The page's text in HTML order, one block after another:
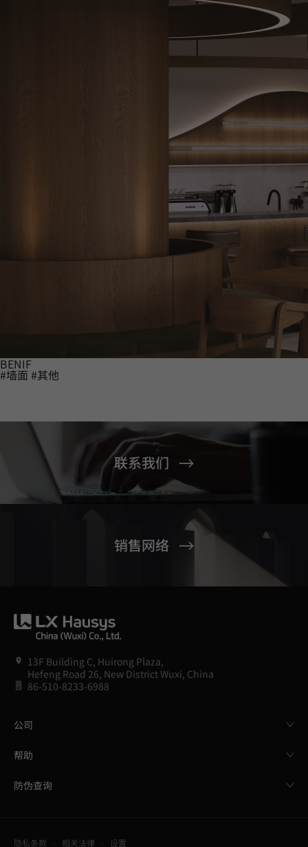
BENIF
#墙面 #其他
联系我们
销售网络
13F Building C, Huirong Plaza,
Hefeng Road 26, New District Wuxi, China
86-510-8233-6988
公司
帮助
防伪查询
隐私条款 相关法律 设置